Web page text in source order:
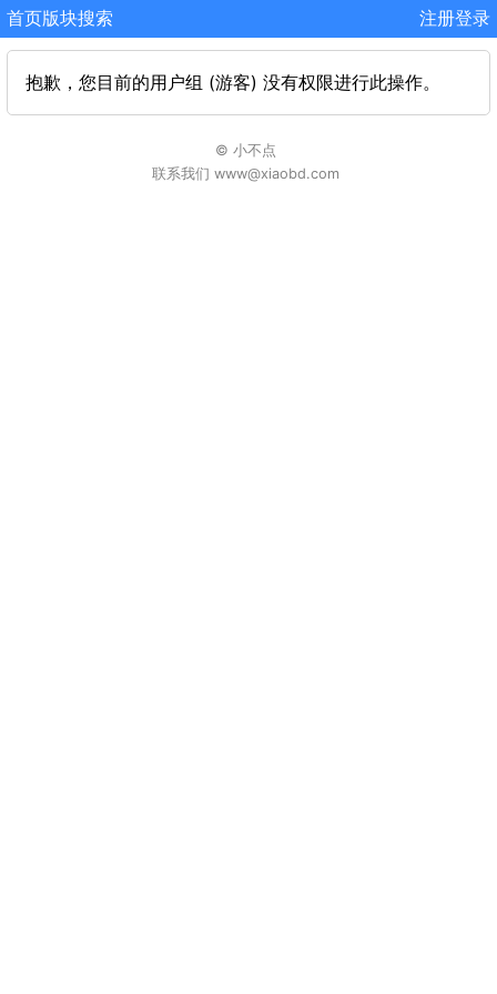
首页版块搜索 注册登录
抱歉，您目前的用户组 (游客) 没有权限进行此操作。
© 小不点
联系我们 www@xiaobd.com